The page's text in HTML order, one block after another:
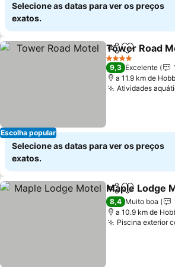
Selecione as datas para ver os preços
exatos.
Escolha popular
PartilharAdicionar
Tower Road
4 Estrelas
9,3 Excelente
a 11.9 km de
Atividades
Selecione as datas para ver os preços
exatos.
PartilharAdicionar
Maple Lodge
8,4 Muito boa
a 10.9 km de
Piscina exterior